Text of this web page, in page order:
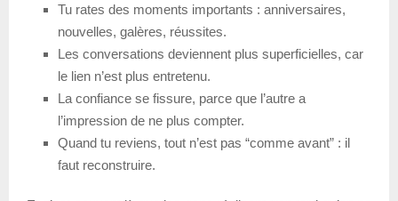
Tu rates des moments importants : anniversaires,
nouvelles, galères, réussites.
Les conversations deviennent plus superficielles, car
le lien n’est plus entretenu.
La confiance se fissure, parce que l’autre a
l’impression de ne plus compter.
Quand tu reviens, tout n’est pas “comme avant” : il
faut reconstruire.